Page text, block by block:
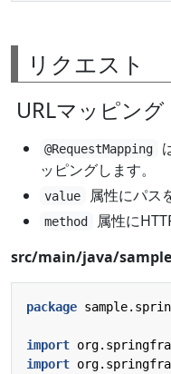
リクエスト
URLマッピング
@RequestMapping
ッピングします。
value 属性にパス
method
属性に
src/main/java/
package
import
import